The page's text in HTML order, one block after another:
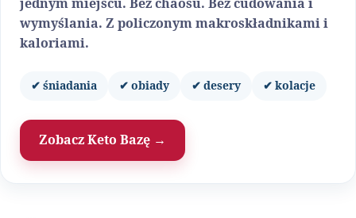
jednym miejscu. Bez chaosu. Bez cudowania i
wymyślania. Z policzonym makroskładnikami i
kaloriami.
✔ śniadania ✔ obiady ✔ desery ✔ kolacje
Zobacz Keto Bazę →